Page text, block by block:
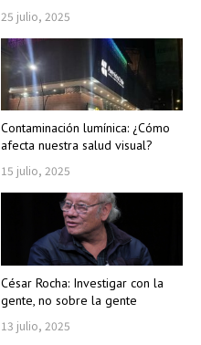
25 julio, 2025
Contaminación lumínica: ¿Cómo
afecta nuestra salud visual?
15 julio, 2025
César Rocha: Investigar con la
gente, no sobre la gente
13 julio, 2025